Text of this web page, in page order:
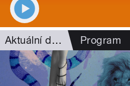
Aktuální dění Program